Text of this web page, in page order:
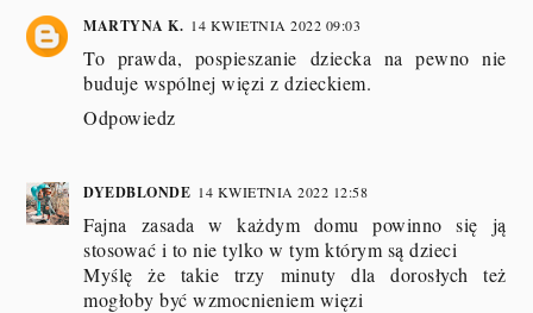
MARTYNA K. 14 KWIETNIA 2022 09:03
To prawda, pospieszanie dziecka na pewno nie
buduje wspólnej więzi z dzieckiem.
Odpowiedz
DYEDBLONDE 14 KWIETNIA 2022 12:58
Fajna zasada w każdym domu powinno się ją
stosować i to nie tylko w tym którym są dzieci
Myślę że takie trzy minuty dla dorosłych też
mogłoby być wzmocnieniem więzi